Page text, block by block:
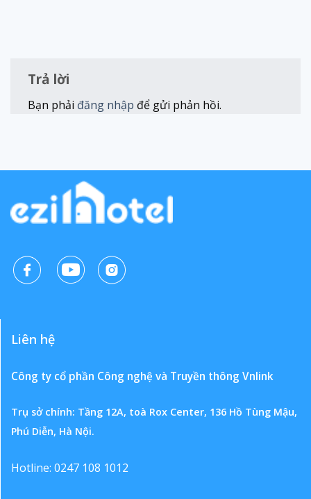
Trả lời
Bạn phải đăng nhập để gửi phản hồi.
Liên hệ
Công ty cổ phần Công nghệ và Truyền thông Vnlink
Trụ sở chính: Tầng 12A, toà Rox Center, 136 Hồ Tùng Mậu,
Phú Diễn, Hà Nội.
Hotline: 0247 108 1012